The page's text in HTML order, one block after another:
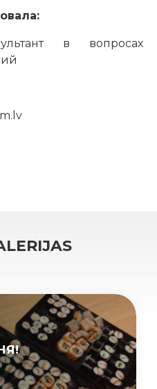
в вопросах